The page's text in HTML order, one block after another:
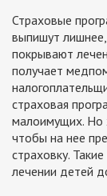
Страховые
выпишут
покрывают
получает
страховая
малоимущих. Но
чтобы на нее
страховку.
лечении детей